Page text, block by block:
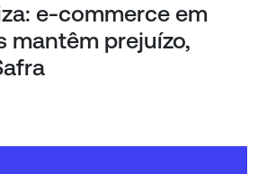
e-commerce em
mantêm prejuízo,